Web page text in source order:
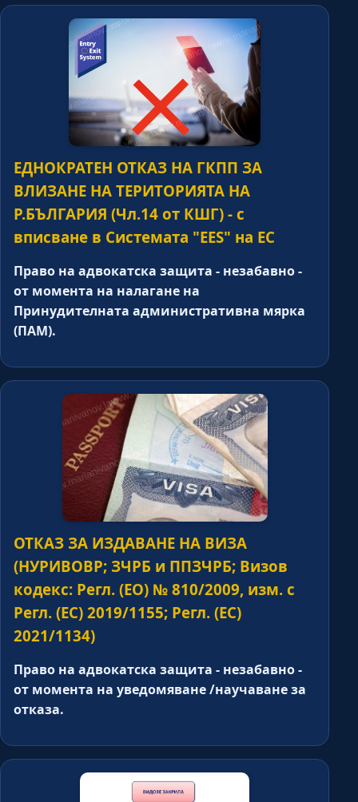
ЕДНОКРАТЕН ОТКАЗ НА ГКПП ЗА
ВЛИЗАНЕ НА ТЕРИТОРИЯТА НА
Р.БЪЛГАРИЯ (Чл.14 от КШГ) - с
вписване в Системата "EES" на ЕС
Право на адвокатска защита - незабавно -
от момента на налагане на
Принудителната административна мярка
(ПАМ).
ОТКАЗ ЗА ИЗДАВАНЕ НА ВИЗА
(НУРИВОВР; ЗЧРБ и ППЗЧРБ; Визов
кодекс: Регл. (ЕО) № 810/2009, изм. с
Регл. (ЕС) 2019/1155; Регл. (ЕС)
2021/1134)
Право на адвокатска защита - незабавно -
от момента на уведомяване /научаване за
отказа.